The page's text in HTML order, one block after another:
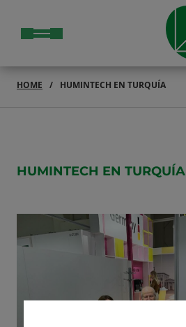
HOME HUMINTECH EN TURQUÍA
HUMINTECH EN TURQUÍA